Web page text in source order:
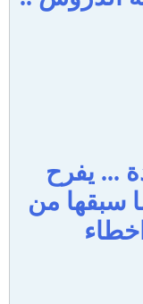
... يفرح
سبقها من